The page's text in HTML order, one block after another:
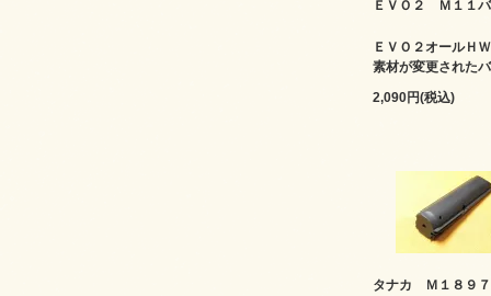
ＥＶＯ２ Ｍ１１
ＥＶＯ２オールＨ
素材が変更された
2,090円(税込)
タナカ Ｍ１８９